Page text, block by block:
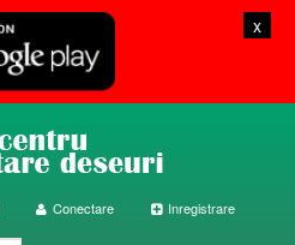
x
Conectare Inregistrare